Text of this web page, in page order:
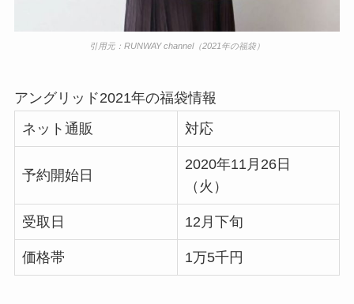
引用元： RUNWAY channel（2021年の福袋）
アングリッド2021年の福袋情報
ネット通販
対応
予約開始日
2020年11月26日
（火）
受取日 12月下旬
価格帯 1万5千円